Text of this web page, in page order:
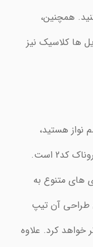
همچنین،
ها کلاسیک نیز
نواز هستید،
پیشنهاد ما به شما عزیزان، انگشتر نقره روناک کد2 است.
های متنوع به
طراحی آن تیپ
خواهد کرد. علاوه